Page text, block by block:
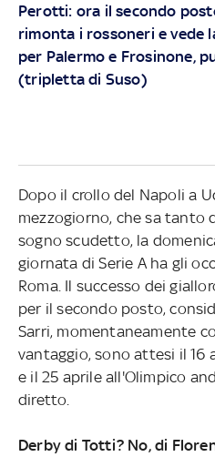
Perotti: ora il secondo
rimonta i rossoneri e vede
per Palermo e Frosinone,
(tripletta di Suso)
Dopo il crollo del Napoli a
mezzogiorno, che sa tanto
sogno scudetto, la
giornata di Serie A ha gli
Roma. Il successo dei
per il secondo posto,
Sarri, momentaneamente
vantaggio, sono attesi il 16
e il 25 aprile all'Olimpico
diretto.
Derby di Totti? No, di